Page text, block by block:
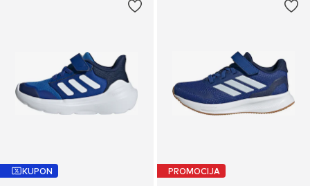
KUPON PROMOCIJA